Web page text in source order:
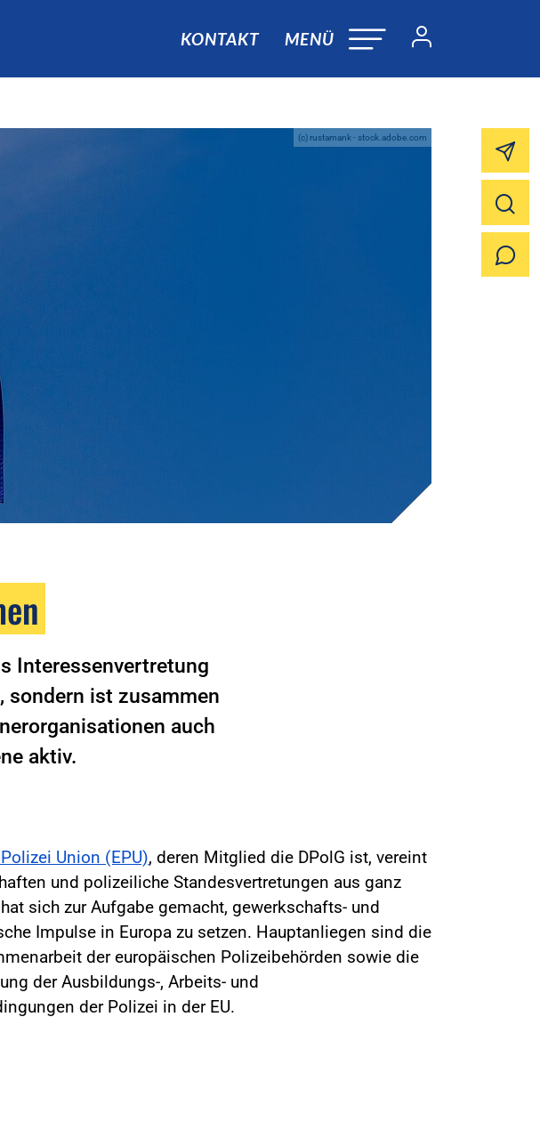
KONTAKT MENÜ
(c) rustamank - stock.adobe.com
Interessenvertretung
sondern ist zusammen
auch
aktiv.
Union (EPU), deren Mitglied die DPolG ist, vereint
und polizeiliche Standesvertretungen aus ganz
hat sich zur Aufgabe gemacht, gewerkschafts- und
Impulse in Europa zu setzen. Hauptanliegen sind die
der europäischen Polizeibehörden sowie die
der Ausbildungs-, Arbeits- und
der Polizei in der EU.